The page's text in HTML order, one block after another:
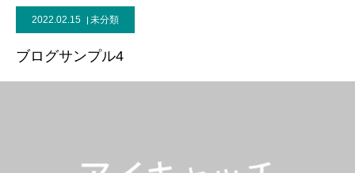
2022.02.15 未分類
ブログサンプル4